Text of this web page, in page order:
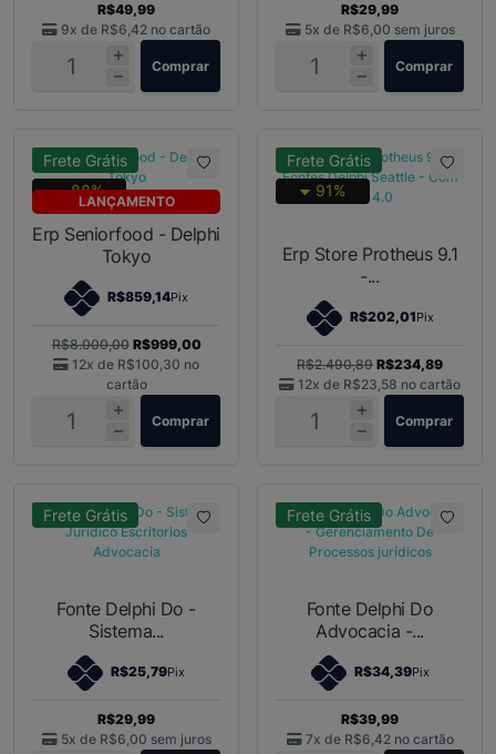
R$49,99
9x de R$6,42 no cartão
Comprar
R$29,99
5x de R$6,00 sem juros
Comprar
LANÇAMENTO
Frete Grátis
88%
Erp Seniorfood - Delphi
Tokyo
R$859,14Pix
R$8.000,00 R$999,00
12x de R$100,30 no
cartão
Comprar
Frete Grátis
91%
Erp Store Protheus 9.1
-...
R$202,01Pix
R$2.490,89 R$234,89
12x de R$23,58 no cartão
Comprar
Frete Grátis
Fonte Delphi Do -
Sistema...
R$25,79Pix
R$29,99
5x de R$6,00 sem juros
Frete Grátis
Fonte Delphi Do
Advocacia -...
R$34,39Pix
R$39,99
7x de R$6,42 no cartão